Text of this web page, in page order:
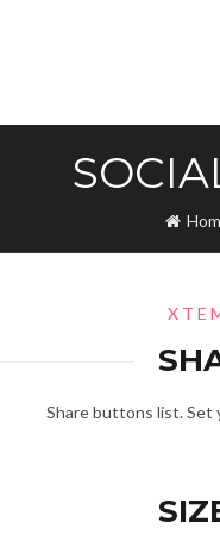
Share buttons list. Set